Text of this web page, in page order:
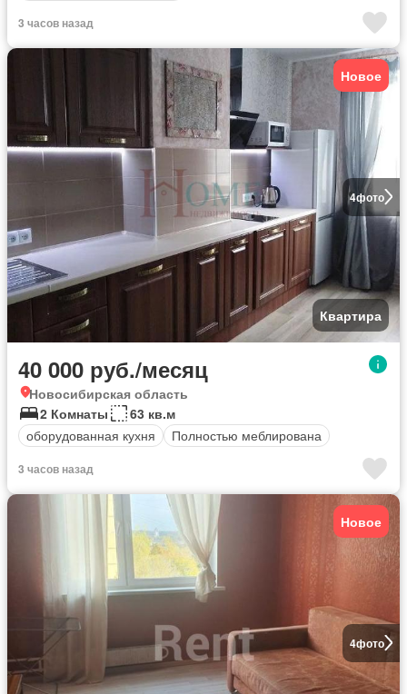
3 часов назад
4фото
Новое
Квартира
40 000 руб./месяц
Новосибирская область
2 Комнаты
63 кв.м
оборудованная кухня
Полностью меблирована
3 часов назад
4фото
Новое